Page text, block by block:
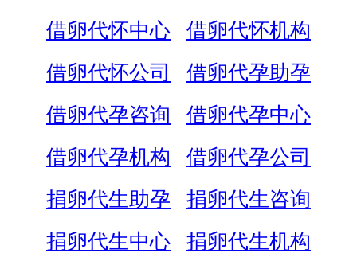
借卵代怀中心
借卵代怀机构
借卵代怀公司
借卵代孕助孕
借卵代孕咨询
借卵代孕中心
借卵代孕机构
借卵代孕公司
捐卵代生助孕
捐卵代生咨询
捐卵代生中心
捐卵代生机构